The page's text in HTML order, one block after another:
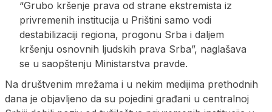
“Grubo kršenje prava od strane ekstremista iz
privremenih institucija u Prištini samo vodi
destabilizaciji regiona, progonu Srba i daljem
kršenju osnovnih ljudskih prava Srba”, naglašava
se u saopštenju Ministarstva pravde.
Na društvenim mrežama i u nekim medijima prethodnih
dana je objavljeno da su pojedini građani u centralnoj